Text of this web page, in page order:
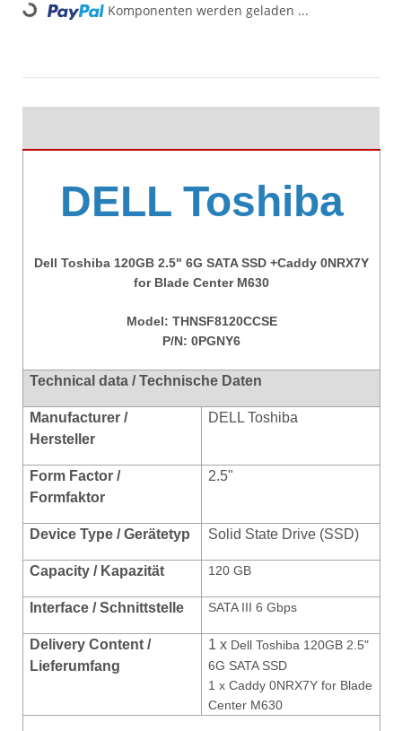
Loading... Komponenten werden geladen ...
DELL Toshiba
Dell Toshiba 120GB 2.5" 6G SATA SSD +Caddy 0NRX7Y
for Blade Center M630
Model: THNSF8120CCSE
P/N: 0PGNY6
Technical data / Technische Daten
Manufacturer /
Hersteller
DELL Toshiba
Form Factor /
Formfaktor
2.5"
Device Type / Gerätetyp Solid State Drive (SSD)
Capacity / Kapazität 120 GB
Interface / Schnittstelle SATA III 6 Gbps
Delivery Content /
Lieferumfang
1 x Dell Toshiba 120GB 2.5"
6G SATA SSD
1 xCaddy0NRX7Y for Blade
Center M630